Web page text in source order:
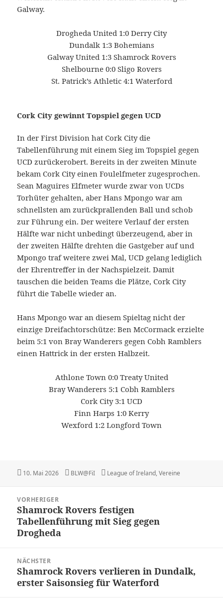
Galway.
Drogheda United 1:0 Derry City
Dundalk 1:3 Bohemians
Galway United 1:3 Shamrock Rovers
Shelbourne 0:0 Sligo Rovers
St. Patrick’s Athletic 4:1 Waterford
Cork City gewinnt Topspiel gegen UCD
In der First Division hat Cork City die
Tabellenführung mit einem Sieg im Topspiel gegen
UCD zurückerobert. Bereits in der zweiten Minute
bekam Cork City einen Foulelfmeter zugesprochen.
Sean Maguires Elfmeter wurde zwar von UCDs
Torhüter gehalten, aber Hans Mpongo war am
schnellsten am zurückprallenden Ball und schob
zur Führung ein. Der weitere Verlauf der ersten
Hälfte war nicht unbedingt überzeugend, aber in
der zweiten Hälfte drehten die Gastgeber auf und
Mpongo traf weitere zwei Mal, UCD gelang lediglich
der Ehrentreffer in der Nachspielzeit. Damit
tauschen die beiden Teams die Plätze, Cork City
führt die Tabelle wieder an.
Hans Mpongo war an diesem Spieltag nicht der
einzige Dreifachtorschütze: Ben McCormack erzielte
beim 5:1 von Bray Wanderers gegen Cobh Ramblers
einen Hattrick in der ersten Halbzeit.
Athlone Town 0:0 Treaty United
Bray Wanderers 5:1 Cobh Ramblers
Cork City 3:1 UCD
Finn Harps 1:0 Kerry
Wexford 1:2 Longford Town
Veröffentlicht
10. Mai 2026 Autor
BLW@FiI Kategorien
League of Ireland,Vereine
VORHERIGER
Vorheriger
Beitrag:
Shamrock Rovers festigen
Tabellenführung mit Sieg gegen
Drogheda
NÄCHSTER
Nächster
Beitrag:
Shamrock Rovers verlieren in Dundalk,
erster Saisonsieg für Waterford